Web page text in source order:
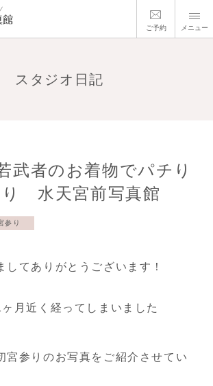
ご予約 メニュー
スタジオ日記
武者のお着物でパチり
水天宮前写真館
参り
してありがとうございます！
月近く経ってしまいました
宮参りのお写真をご紹介させてい